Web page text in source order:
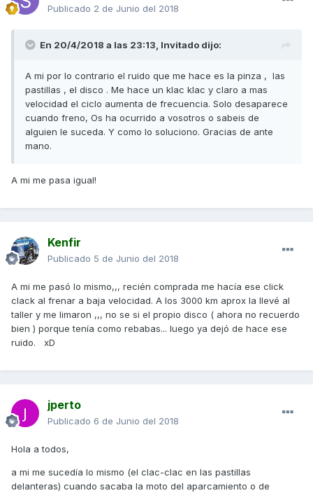
Publicado 2 de Junio del 2018
En 20/4/2018 a las 23:13, Invitado dijo:
A mi por lo contrario el ruido que me hace es la pinza , las
pastillas , el disco . Me hace un klac klac y claro a mas
velocidad el ciclo aumenta de frecuencia. Solo desaparece
cuando freno, Os ha ocurrido a vosotros o sabeis de
alguien le suceda. Y como lo soluciono. Gracias de ante
mano.
A mi me pasa igual!
Kenfir
Publicado 5 de Junio del 2018
A mi me pasó lo mismo,,, recién comprada me hacía ese click
clack al frenar a baja velocidad. A los 3000 km aprox la llevé al
taller y me limaron ,,, no se si el propio disco ( ahora no recuerdo
bien ) porque tenía como rebabas... luego ya dejó de hace ese
ruido. xD
jperto
Publicado 6 de Junio del 2018
Hola a todos,
a mi me sucedía lo mismo (el clac-clac en las pastillas
delanteras) cuando sacaba la moto del aparcamiento o de